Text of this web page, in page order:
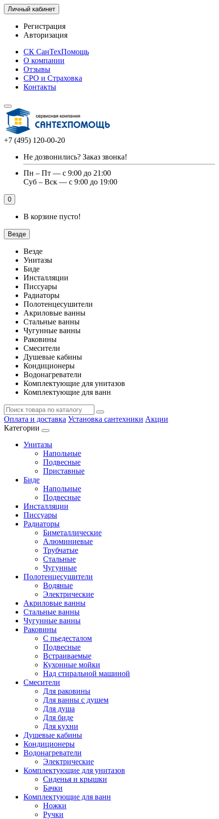
Личный кабинет
Регистрация
Авторизация
СК СанТехПомощь
О компании
Отзывы
СРО и Страховка
Контакты
+7 (495) 120-00-20
Не дозвонились? Заказ звонка!
Пн – Пт — с 9:00 до 21:00
Суб – Вск — с 9:00 до 19:00
0
В корзине пусто!
Везде
Везде
Унитазы
Биде
Инсталляции
Писсуары
Радиаторы
Полотенцесушители
Акриловые ванны
Стальные ванны
Чугунные ванны
Раковины
Смесители
Душевые кабины
Кондиционеры
Водонагреватели
Комплектующие для унитазов
Комплектующие для ванн
Оплата и доставка Установка сантехники Акции
Категории
Унитазы
Напольные
Подвесные
Приставные
Биде
Напольные
Подвесные
Инсталляции
Писсуары
Радиаторы
Биметаллические
Алюминиевые
Трубчатые
Стальные
Чугунные
Полотенцесушители
Водяные
Электрические
Акриловые ванны
Стальные ванны
Чугунные ванны
Раковины
С пьедесталом
Подвесные
Встраиваемые
Кухонные мойки
Над стиральной машиной
Смесители
Для раковины
Для ванны с душем
Для душа
Для биде
Для кухни
Душевые кабины
Кондиционеры
Водонагреватели
Электрические
Комплектующие для унитазов
Сиденья и крышки
Бачки
Комплектующие для ванн
Ножки
Ручки